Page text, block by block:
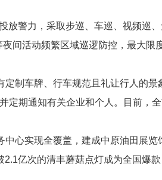
放警力，采取步巡、车巡、视频巡
间活动频繁区域巡逻防控，最大限
制车牌、行车规范且礼让行人的
定期通知有关企业和个人。目前，
中心实现全覆盖，建成中原油田展
2.1亿次的清丰蘑菇点灯成为全国爆